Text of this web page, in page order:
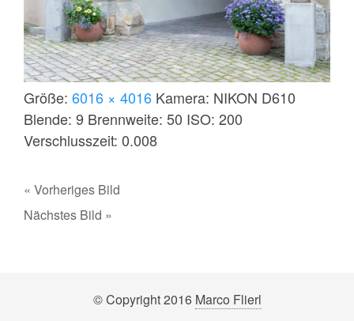
Größe: 6016 × 4016 Kamera: NIKON D610
Blende: 9 Brennweite: 50 ISO: 200
Verschlusszeit: 0.008
« Vorheriges Bild
Nächstes Bild »
© Copyright 2016 Marco Flierl